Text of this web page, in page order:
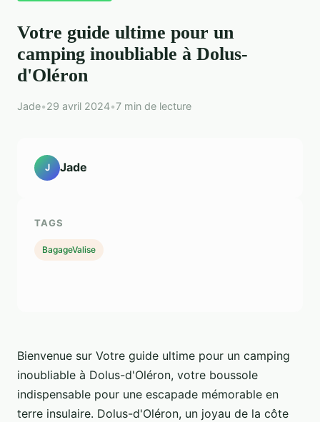
Votre guide ultime pour un
camping inoubliable à Dolus-
d'Oléron
Jade•29 avril 2024•7 min de lecture
Bienvenue sur Votre guide ultime pour un camping
inoubliable à Dolus-d'Oléron, votre boussole
indispensable pour une escapade mémorable en
terre insulaire. Dolus-d'Oléron, un joyau de la côte
J Jade
TAGS
BagageValise